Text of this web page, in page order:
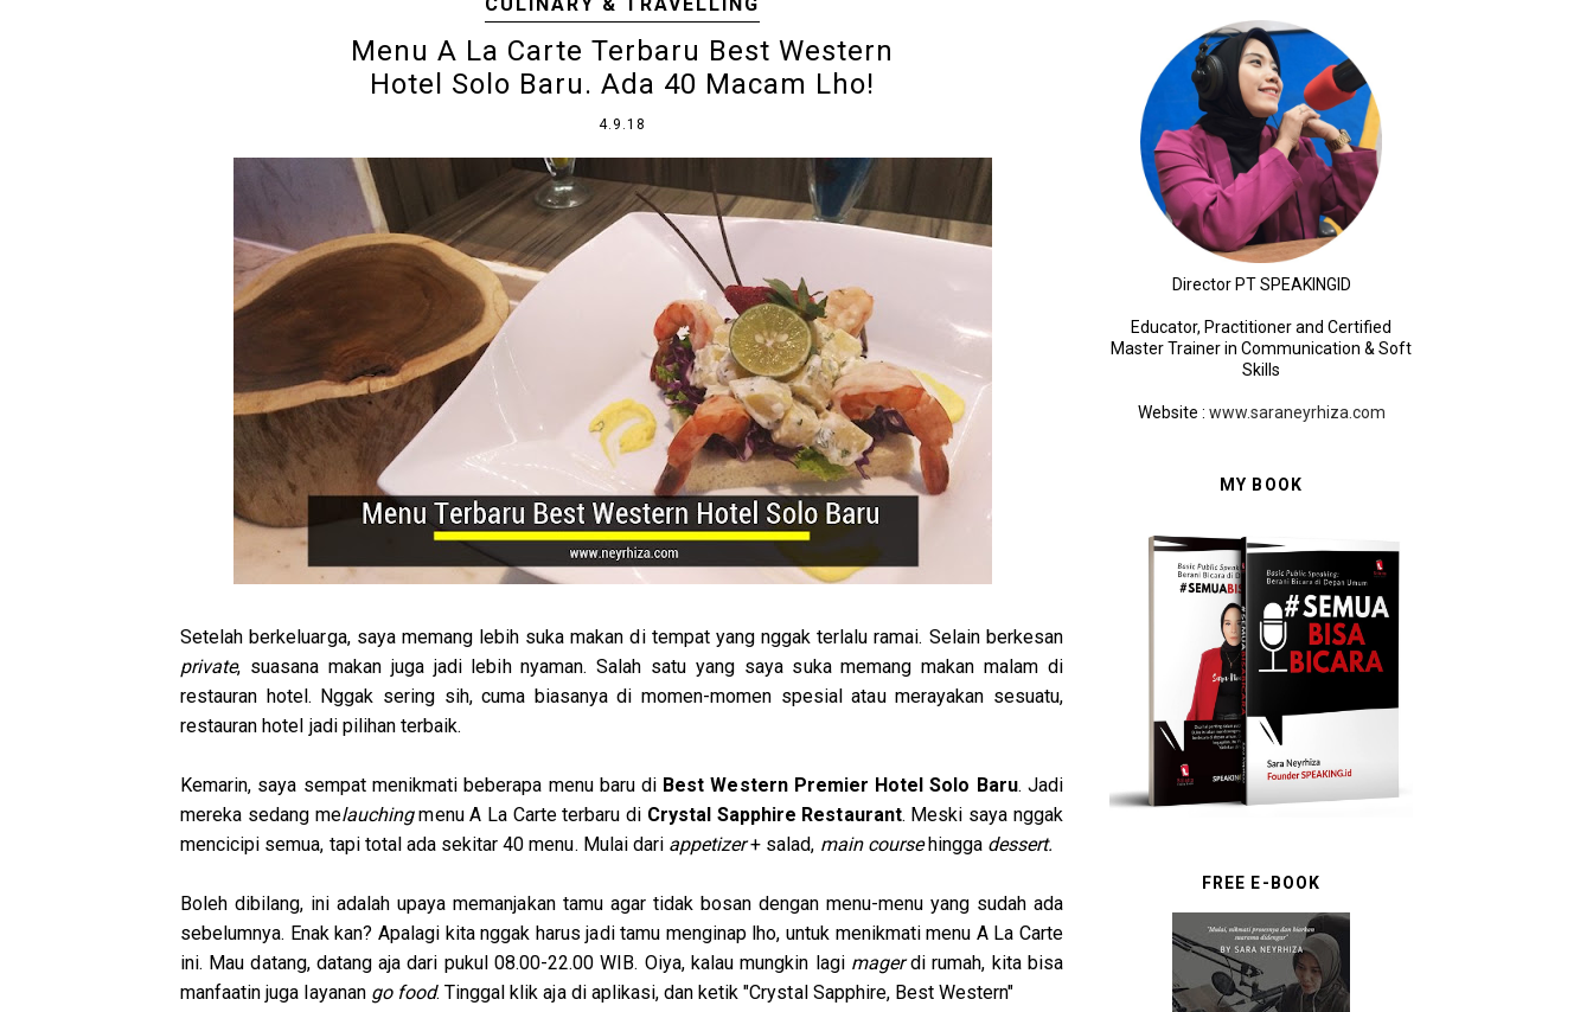
CULINARY & TRAVELLING
Menu A La Carte Terbaru Best Western
Hotel Solo Baru. Ada 40 Macam Lho!
4.9.18
Setelah berkeluarga, saya memang lebih suka makan di tempat yang nggak terlalu ramai. Selain berkesan
private, suasana makan juga jadi lebih nyaman. Salah satu yang saya suka memang makan malam di
restauran hotel. Nggak sering sih, cuma biasanya di momen-momen spesial atau merayakan sesuatu,
restauran hotel jadi pilihan terbaik.
Kemarin, saya sempat menikmati beberapa menu baru di Best Western Premier Hotel Solo Baru. Jadi
mereka sedang melauchingmenu A La Carte terbaru di Crystal Sapphire Restaurant. Meski saya nggak
mencicipi semua, tapi total ada sekitar 40 menu. Mulai dari appetizer+ salad, main coursehingga dessert.
Boleh dibilang, ini adalah upaya memanjakan tamu agar tidak bosan dengan menu-menu yang sudah ada
sebelumnya. Enak kan? Apalagi kita nggak harus jadi tamu menginap lho, untuk menikmati menu A La Carte
ini. Mau datang, datang aja dari pukul 08.00-22.00 WIB. Oiya, kalau mungkin lagi magerdi rumah, kita bisa
manfaatin juga layanan go food. Tinggal klik aja di aplikasi, dan ketik "Crystal Sapphire, Best Western"
Director PT SPEAKINGID
Educator, Practitioner and Certified
Master Trainer in Communication & Soft
Skills
Website : www.saraneyrhiza.com
MY BOOK
FREE E-BOOK